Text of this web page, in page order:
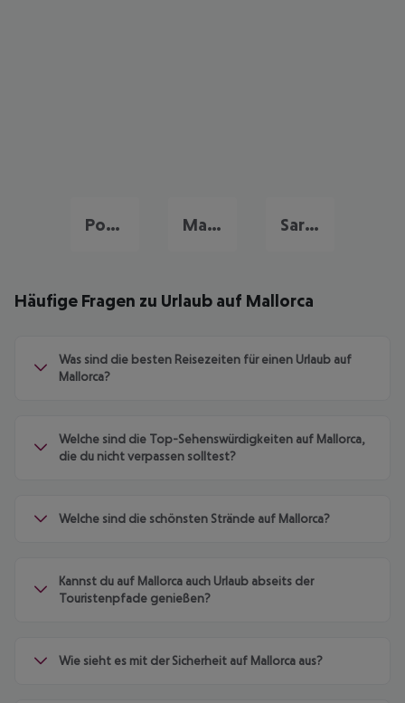
Portugal Urlaub Malta Urlaub Sardinien Urlaub
Häufige Fragen zu Urlaub auf Mallorca
Was sind die besten Reisezeiten für einen Urlaub auf
Mallorca?
Welche sind die Top-Sehenswürdigkeiten auf Mallorca,
die du nicht verpassen solltest?
Welche sind die schönsten Strände auf Mallorca?
Kannst du auf Mallorca auch Urlaub abseits der
Touristenpfade genießen?
Wie sieht es mit der Sicherheit auf Mallorca aus?